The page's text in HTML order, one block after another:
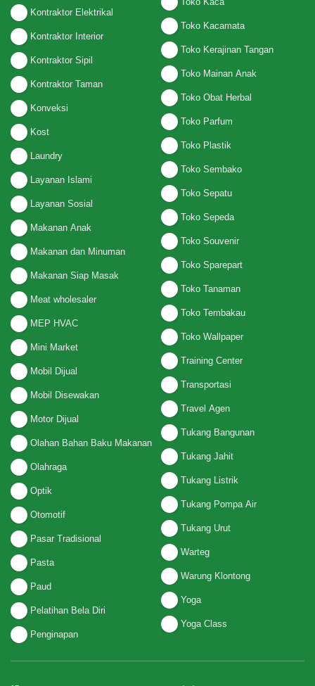
Kontraktor Elektrikal
Kontraktor Interior
Kontraktor Sipil
Kontraktor Taman
Konveksi
Kost
Laundry
Layanan Islami
Layanan Sosial
Makanan Anak
Makanan dan Minuman
Makanan Siap Masak
Meat wholesaler
MEP HVAC
Mini Market
Mobil Dijual
Mobil Disewakan
Motor Dijual
Olahan Bahan Baku Makanan
Olahraga
Optik
Otomotif
Pasar Tradisional
Pasta
Paud
Pelatihan Bela Diri
Penginapan
Toko Kacamata
Toko Kerajinan Tangan
Toko Mainan Anak
Toko Obat Herbal
Toko Parfum
Toko Plastik
Toko Sembako
Toko Sepatu
Toko Sepeda
Toko Souvenir
Toko Sparepart
Toko Tanaman
Toko Tembakau
Toko Wallpaper
Training Center
Transportasi
Travel Agen
Tukang Bangunan
Tukang Jahit
Tukang Listrik
Tukang Pompa Air
Tukang Urut
Warteg
Warung Klontong
Yoga
Yoga Class